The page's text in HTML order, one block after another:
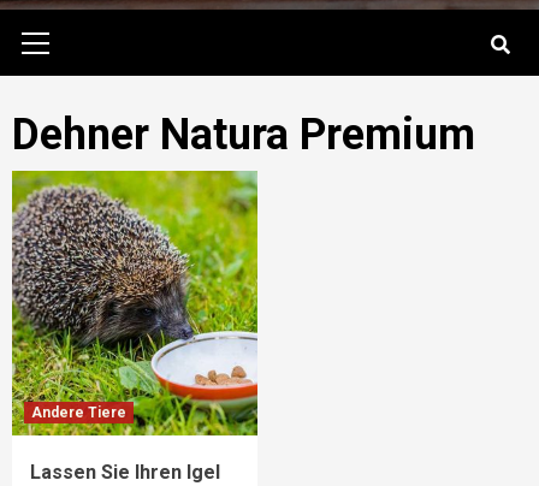
Menu
Dehner Natura Premium
Andere Tiere
Lassen Sie Ihren Igel